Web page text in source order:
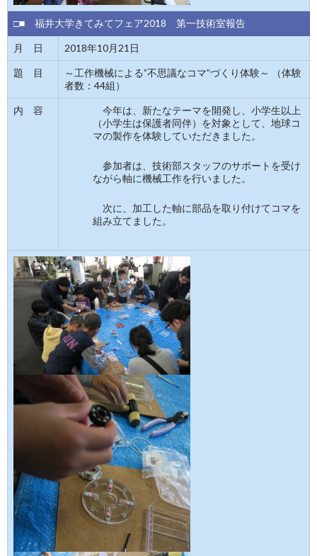
□■ 福井大学きてみてフェア2018 第一技術室報告
月 日 2018年10月21日
題 目
～工作機械による”不思議なコマ”づくり体験～ （体験
者数：44組）
内 容
今年は、新たなテーマを開発し、小学生以上
（小学生は保護者同伴）を対象として、地球コ
マの製作を体験していただきました。
参加者は、技術部スタッフのサポートを受け
ながら軸に機械工作を行いました。
次に、加工した軸に部品を取り付けてコマを
組み立てました。